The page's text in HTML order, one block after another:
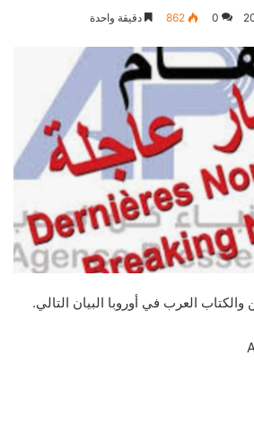
0
862 دقيقة واحدة
العرب في أوروبا البيان التالي.